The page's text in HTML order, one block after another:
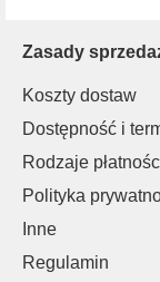
Zasady
Koszty dostaw
Dostępność i
Rodzaje
Polityka
Inne
Regulamin